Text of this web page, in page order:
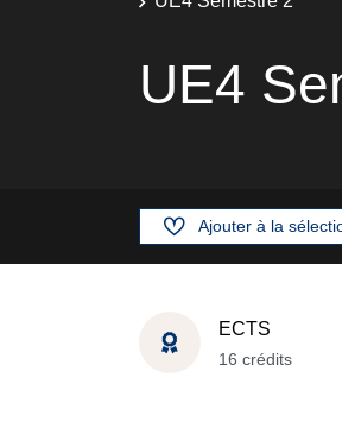
UE4
Ajouter à la
ECTS
16 crédits